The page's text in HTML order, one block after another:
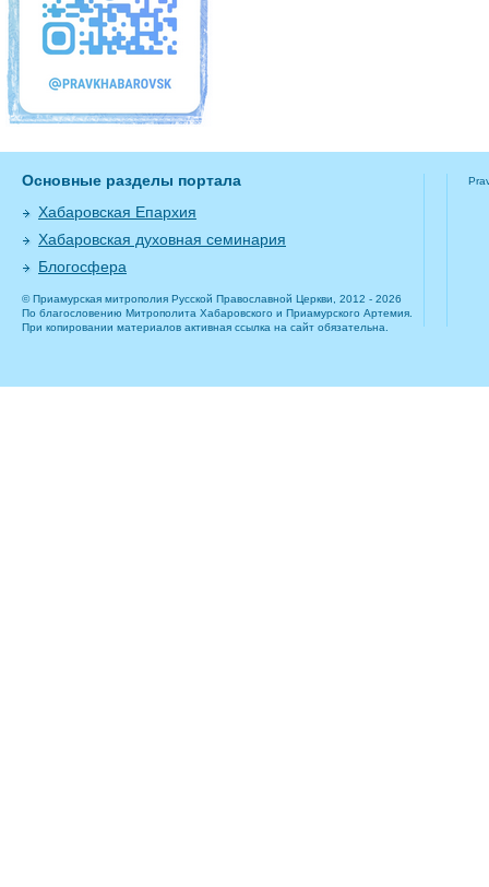
Основные разделы портала
Хабаровская Епархия
Хабаровская духовная семинария
Блогосфера
© Приамурская митрополия Русской Православной Церкви, 2012 - 2026
По благословению Митрополита Хабаровского и Приамурского Артемия.
При копировании материалов активная ссылка на сайт обязательна.